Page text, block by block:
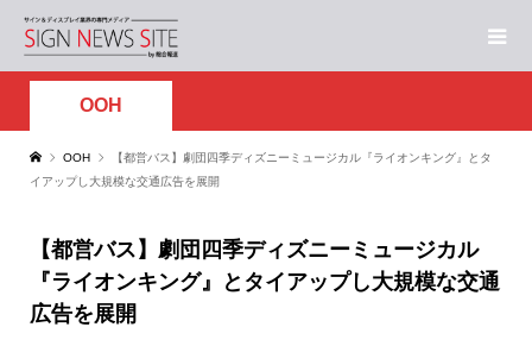
OOH
OOH
【都営バス】劇団四季ディズニーミュージカル『ライオンキング』とタ
イアップし大規模な交通広告を展開
【都営バス】劇団四季ディズニーミュージカル
『ライオンキング』とタイアップし大規模な交通
広告を展開